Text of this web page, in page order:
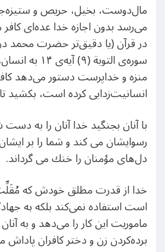
مال‌دوست، بخیل، حریص و
می‌رسد بدون اجازه خدا عده‌ای
در قرآن (یا دقیق‌تر حضرت محمد
سوره‌ی التوبة
منزه و خداپرست دستور می‌دهد
انسانیت‌زدایی کرده است، بکشید
با آنان بجنگید خدا آنان را به
رسوایشان مى ‌كند و شما را بر
دل‌هاى مؤمنان را خنك مى‏ گرداند.
خدا از قدرت مطلق خودش که مُقَلِّبَ
است استفاده نمی‌کند بلکه به
ماموریت این کار را می‌دهد و به
برده‌کردن زن و دختر کافران